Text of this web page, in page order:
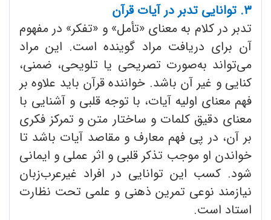
۳. توانایی تدبر در آیات قرآن
تدبر در کلام به معنای «تأمل» و «تفکر» در مفهوم
آن برای دریافت مراد گوینده است. این مراد
می‌تواند به‌صورت تصریحی یا تلویحی، ضمنی،
کنایی و غیر آن باشد. خواننده قرآن باید علاوه بر
فهم معنای اولیه آیات، با توجه قلبی و آشنایی با
معنای دقیق کلمات و ساختار متن و تمرکز فکری
بر آن، در پی فهم معارف و مقاصد آیات باشد تا
خواندن او موجب تذکر قلبی و اثر عملی و ایمانی
شود. کسب این توانایی در افراد غیر‌عرب‌زبان
نیازمند نوعی تمرین ذهنی و علمی تحت نظارت
استاد است.